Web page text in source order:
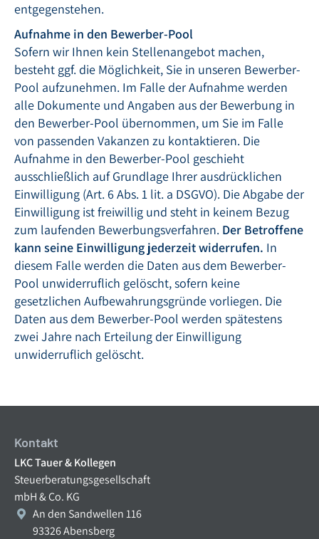
entgegenstehen.
Aufnahme in den Bewerber-Pool
Sofern wir Ihnen kein Stellenangebot machen,
besteht ggf. die Möglichkeit, Sie in unseren Bewerber-
Pool aufzunehmen. Im Falle der Aufnahme werden
alle Dokumente und Angaben aus der Bewerbung in
den Bewerber-Pool übernommen, um Sie im Falle
von passenden Vakanzen zu kontaktieren. Die
Aufnahme in den Bewerber-Pool geschieht
ausschließlich auf Grundlage Ihrer ausdrücklichen
Einwilligung (Art. 6 Abs. 1 lit. a DSGVO). Die Abgabe der
Einwilligung ist freiwillig und steht in keinem Bezug
zum laufenden Bewerbungsverfahren. Der Betroffene
kann seine Einwilligung jederzeit widerrufen. In
diesem Falle werden die Daten aus dem Bewerber-
Pool unwiderruflich gelöscht, sofern keine
gesetzlichen Aufbewahrungsgründe vorliegen. Die
Daten aus dem Bewerber-Pool werden spätestens
zwei Jahre nach Erteilung der Einwilligung
unwiderruflich gelöscht.
Kontakt
LKC Tauer & Kollegen
Steuerberatungsgesellschaft
mbH & Co. KG
An den Sandwellen 116
93326 Abensberg